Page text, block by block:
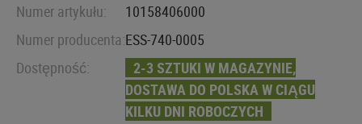
Numer artykułu:
10158406000
Numer producenta:ESS-740-0005
Dostępność:
2-3 SZTUKI W MAGAZYNIE,
DOSTAWA DO POLSKA W CIĄGU
KILKU DNI ROBOCZYCH